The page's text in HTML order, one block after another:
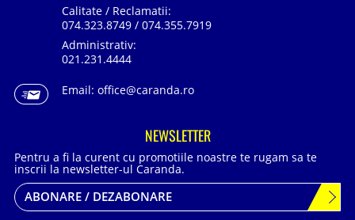
Calitate / Reclamatii:
074.323.8749 / 074.355.7919
Administrativ:
021.231.4444
Email: office@caranda.ro
NEWSLETTER
Pentru a fi la curent cu promotiile noastre te rugam sa te
inscrii la newsletter-ul Caranda.
ABONARE / DEZABONARE